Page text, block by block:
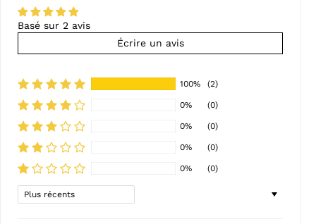
Basé sur 2 avis
Écrire un avis
100% (2)
0% (0)
0% (0)
0% (0)
0% (0)
Sort by